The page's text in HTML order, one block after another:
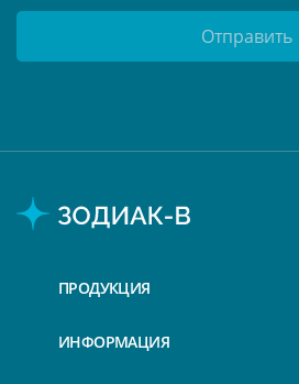
Отправить
ПРОДУКЦИЯ
ИНФОРМАЦИЯ